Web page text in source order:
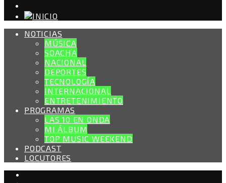
NOTICIAS
MÚSICA
SOACHA
NACIONAL
DEPORTES
TECNOLOGÍA
INTERNACIONAL
ENTRETENIMIENTO
PROGRAMAS
LAS 10 EN ONDA
MI ÁLBUM
TOP MUSIC WEEKEND
PODCAST
LOCUTORES